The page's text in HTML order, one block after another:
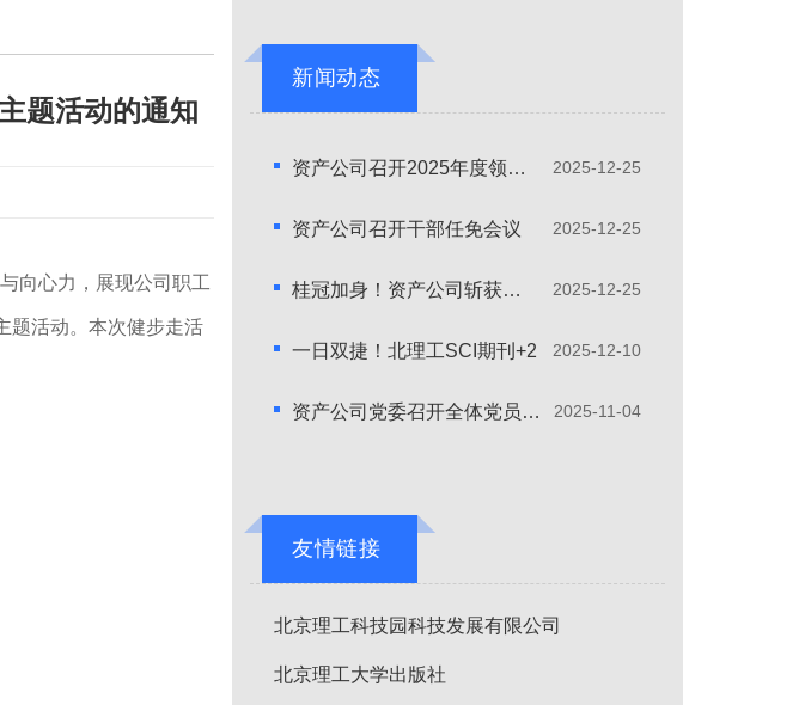
题活动的通知
向心力，展现公司职工
题活动。本次健步走活
新闻动态
2025-12-25
资产公司召开2025年度领导班子及成员述职述廉会
2025-12-25
资产公司召开干部任免会议
2025-12-25
桂冠加身！资产公司斩获校园马拉松团跑一等奖
2025-12-10
一日双捷！北理工SCI期刊+2
2025-11-04
资产公司党委召开全体党员大会
友情链接
北京理工科技园科技发展有限公司
北京理工大学出版社